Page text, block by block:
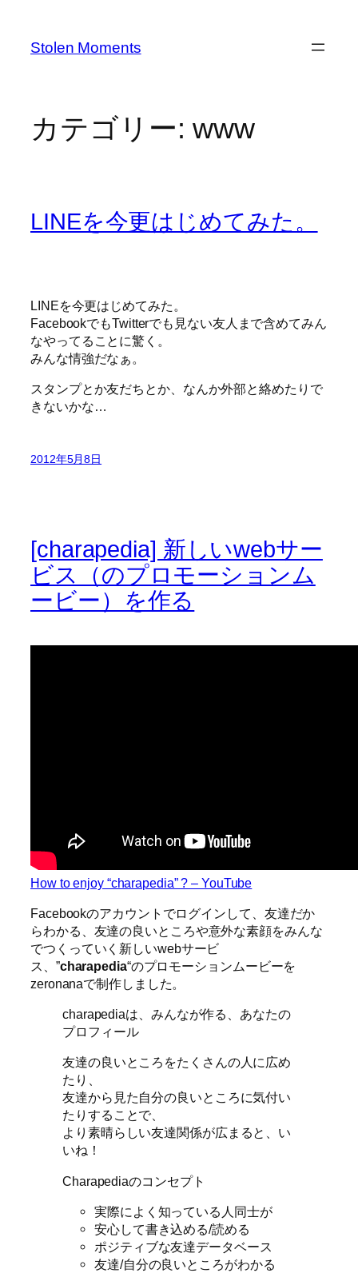
Stolen Moments
カテゴリー:www
LINEを今更はじめてみた。
LINEを今更はじめてみた。
FacebookでもTwitterでも見ない友人まで含めてみん
なやってることに驚く。
みんな情強だなぁ。
スタンプとか友だちとか、なんか外部と絡めたりで
きないかな…
2012年5月8日
[charapedia] 新しいwebサー
ビス（のプロモーションム
ービー）を作る
How to enjoy “charapedia” ? – YouTube
Facebookのアカウントでログインして、友達だか
らわかる、友達の良いところや意外な素顔をみんな
でつくっていく新しいwebサービ
ス、”charapedia“のプロモーションムービーを
zeronanaで制作しました。
charapediaは、みんなが作る、あなたの
プロフィール
友達の良いところをたくさんの人に広め
たり、
友達から見た自分の良いところに気付い
たりすることで、
より素晴らしい友達関係が広まると、い
いね！
Charapediaのコンセプト
実際によく知っている人同士が
安心して書き込める/読める
ポジティブな友達データベース
友達/自分の良いところがわかる